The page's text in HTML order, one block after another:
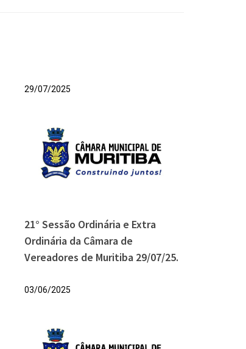
29/07/2025
21° Sessão Ordinária e Extra
Ordinária da Câmara de
Vereadores de Muritiba 29/07/25.
03/06/2025